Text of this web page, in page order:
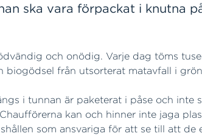
ska vara förpackat i knutna
och onödig. Varje dag töms
från utsorterat matavfall i
i tunnan är paketerat i påse och
kan och hinner inte jaga
som ansvariga för att se till att de